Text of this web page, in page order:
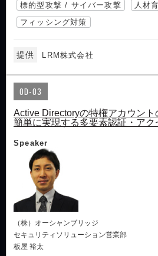
標的型攻撃 / サイバー攻撃
人材
フィッシング対策
提供 LRM株式会社
OD-03
Active Directoryの特権アカウント
簡単に実現する多要素認証・アク
Speaker
（株）オーシャンブリッジ
セキュリティソリューション営業部
板屋 裕太